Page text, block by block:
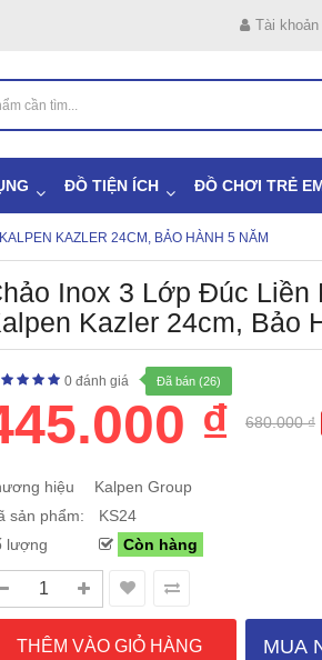
Tài khoản
ĐỒ TIỆN ÍCH ĐỒ CHƠI TRẺ
KAZLER 24CM, BẢO HÀNH 5 NĂM
Inox 3 Lớp Đúc Liền
Kazler 24cm, Bảo
0 đánh giá Đã bán (26)
₫ 680.000 ₫
hiệu
Kalpen Group
sản phẩm:
KS24
lượng
Còn hàng
MUA
Mừng Đại Lễ 30/4-01/5: CHÀO HÈ
Siêu giảm tới 40% tại Sanhangre